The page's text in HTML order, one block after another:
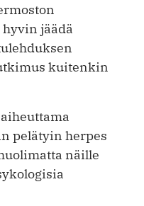
jäädä
kuitenkin
pelätyin herpes
näille